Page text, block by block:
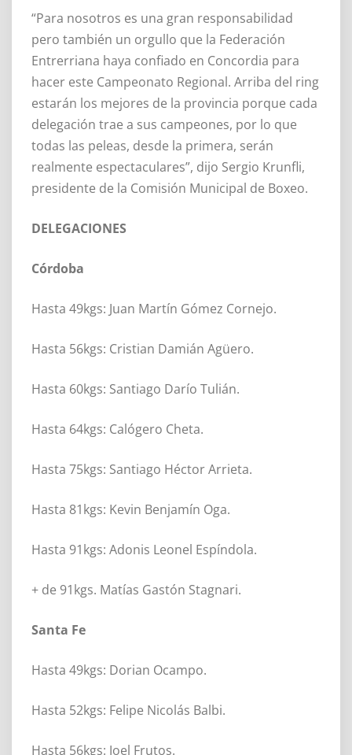
“Para nosotros es una gran responsabilidad
pero también un orgullo que la Federación
Entrerriana haya confiado en Concordia para
hacer este Campeonato Regional. Arriba del ring
estarán los mejores de la provincia porque cada
delegación trae a sus campeones, por lo que
todas las peleas, desde la primera, serán
realmente espectaculares”, dijo Sergio Krunfli,
presidente de la Comisión Municipal de Boxeo.
DELEGACIONES
Córdoba
Hasta 49kgs: Juan Martín Gómez Cornejo.
Hasta 56kgs: Cristian Damián Agüero.
Hasta 60kgs: Santiago Darío Tulián.
Hasta 64kgs: Calógero Cheta.
Hasta 75kgs: Santiago Héctor Arrieta.
Hasta 81kgs: Kevin Benjamín Oga.
Hasta 91kgs: Adonis Leonel Espíndola.
+ de 91kgs. Matías Gastón Stagnari.
Santa Fe
Hasta 49kgs: Dorian Ocampo.
Hasta 52kgs: Felipe Nicolás Balbi.
Hasta 56kgs: Joel Frutos.